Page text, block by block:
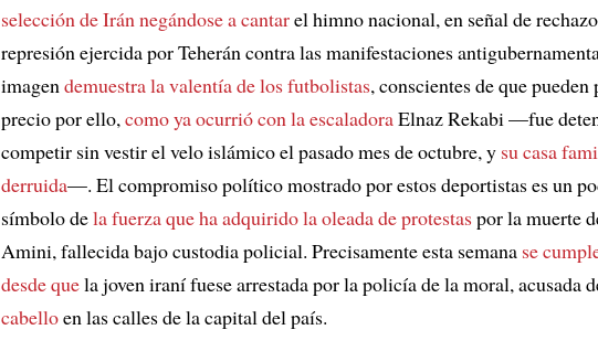
selección de Irán negándose a cantarel himno nacional, en señal de
represión ejercida por Teherán contra las manifestaciones
imagen demuestra la valentía de los futbolistas, conscientes de que
precio por ello, como ya ocurrió con la escaladoraElnaz Rekabi —fue
competir sin vestir el velo islámico el pasado mes de octubre, y su casa
derruida—. El compromiso político mostrado por estos deportistas es un
símbolo dela fuerza que ha adquirido la oleada de protestaspor la muerte
Amini, fallecida bajo custodia policial. Precisamente esta semana se
desde quela joven iraní fuese arrestada por la policía de la moral, acusada
cabelloen las calles de la capital del país.